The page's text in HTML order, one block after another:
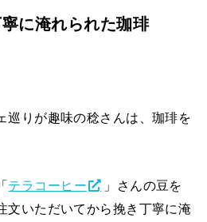
に淹れられた珈琲
巡りが趣味の稔さんは、珈琲を
テラコーヒー
」さんの豆を
文いただいてから挽き丁寧に淹